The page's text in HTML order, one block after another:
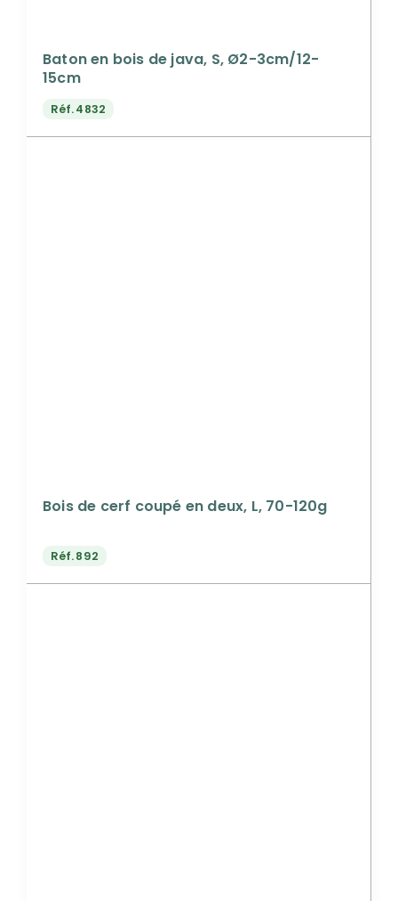
Baton en bois de java, S, Ø2-3cm/12-
15cm
Réf.4832
Bois de cerf coupé en deux, L, 70-120g
Réf.892